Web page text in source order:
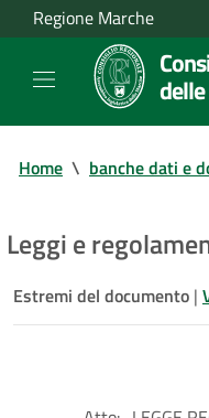
Regione Marche
Home \ banche dati e
Leggi e
Estremi del documento |